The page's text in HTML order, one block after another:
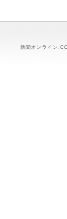
新聞オンライン